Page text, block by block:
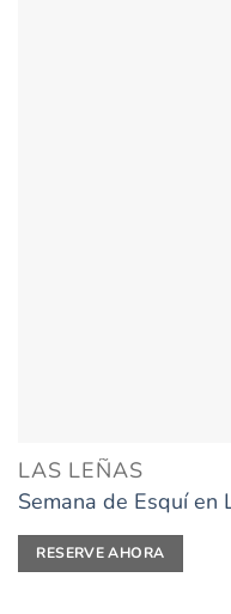
LAS LEÑAS
Semana de Esquí en
RESERVE AHORA